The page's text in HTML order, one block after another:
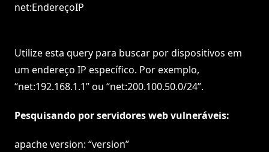
net:EndereçoIP
Utilize esta query para buscar por dispositivos em
um endereço IP específico. Por exemplo,
“net:192.168.1.1” ou “net:200.100.50.0/24”.
Pesquisando por servidores web vulneráveis:
apache version: “version”